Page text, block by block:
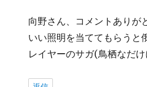
向野さん、コメントありが
いい照明を当ててもらうと
レイヤーのサガ(鳥栖なだ